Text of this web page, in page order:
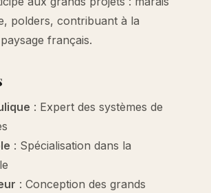
polders, contribuant à la
français.
: Expert des systèmes de
: Spécialisation dans la
: Conception des grands